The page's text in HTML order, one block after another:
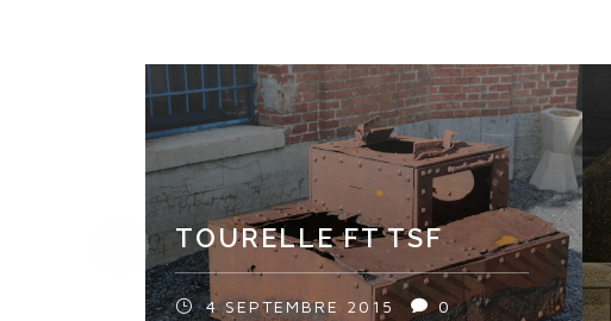
TOURELLE FT TSF
4 SEPTEMBRE 2015
0